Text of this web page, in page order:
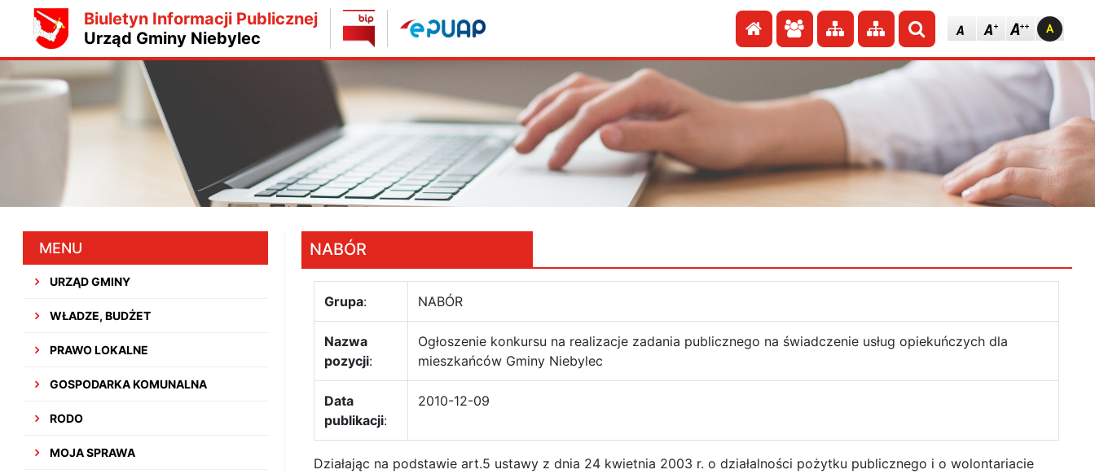
Biuletyn Informacji Publicznej
Urząd Gminy Niebylec
Przejdź do strony głównej
Przejdź do redakcji
Przejdź do mapy strony
Przejdź do mapy strony
Szukaj
MENU
URZĄD GMINY
WŁADZE, BUDŻET
PRAWO LOKALNE
GOSPODARKA KOMUNALNA
RODO
MOJA SPRAWA
NABÓR
Grupa: NABÓR
Nazwa
pozycji:
Ogłoszenie konkursu na realizacje zadania publicznego na świadczenie usług opiekuńczych dla
mieszkańców Gminy Niebylec
Data
publikacji:
2010-12-09
Działając na podstawie art.5 ustawy z dnia 24 kwietnia 2003 r. o działalności pożytku publicznego i o wolontariacie